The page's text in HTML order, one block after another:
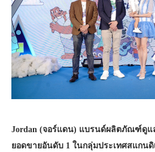
Jordan (จอร์แดน) แบรนด์ผลิตภัณฑ์ดูแ
ยอดขายอันดับ 1 ในกลุ่มประเทศสแกนดิ